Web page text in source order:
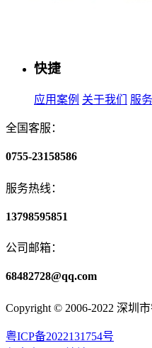
快捷
应用案例 关于我们 服
全国客服：
0755-23158586
服务热线：
13798595851
公司邮箱：
68482728@qq.com
Copyright © 2006-2022 深圳
粤ICP备2022131754号